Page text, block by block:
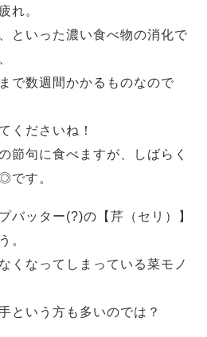
れ。
といった濃い食べ物の消化で
で数週間かかるものなので
くださいね！
節句に食べますが、しばらく
です。
バッター(?)の【芹（セリ）】
。
くなってしまっている菜モノ
という方も多いのでは？